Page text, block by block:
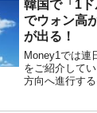
定...
韓国で「1
でウォン高
が出る！
Money1では連
をご紹介して
方向へ進行す
ル＝1,165ウォ
直近の「日足